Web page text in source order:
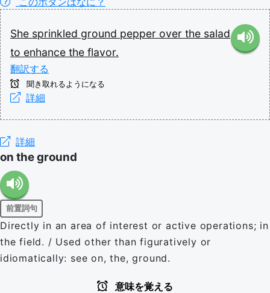
She sprinkled ground pepper over the salad
to enhance the flavor.
翻訳する
聞き取れるようになる
詳細
詳細
on the ground
前置詞句
Directly in an area of interest or active operations; in
the field. / Used other than figuratively or
idiomatically: see on, the, ground.
意味を覚える